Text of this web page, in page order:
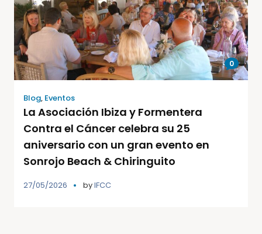
0
Blog, Eventos
La Asociación Ibiza y Formentera
Contra el Cáncer celebra su 25
aniversario con un gran evento en
Sonrojo Beach & Chiringuito
27/05/2026 byIFCC